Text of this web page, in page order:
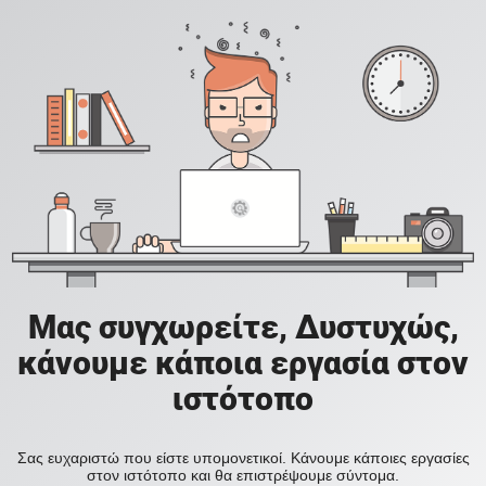
Μας συγχωρείτε, Δυστυχώς,
κάνουμε κάποια εργασία στον
ιστότοπο
Σας ευχαριστώ που είστε υπομονετικοί. Κάνουμε κάποιες εργασίες
στον ιστότοπο και θα επιστρέψουμε σύντομα.